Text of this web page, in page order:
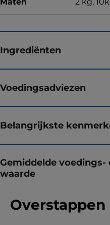
Ingrediënten
Voedingsadviezen
Belangrijkste
Gemiddelde voedings-
waarde
Overstappen